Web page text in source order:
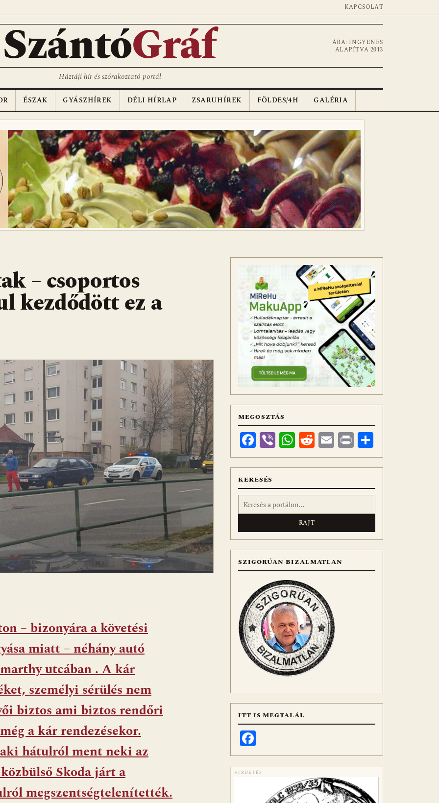
KAPCSOLAT
SzántóGráf
ÁRA: INGYENES
ALAPÍTVA 2013
Háztáji hír és szórakoztató portál
ÉSZAK GYÁSZHÍREK DÉLI HÍRLAP ZSARUHÍREK FÖLDES/4H GALÉRIA
– csoportos
kezdődött ez a
– bizonyára a követési
miatt – néhány autó
utcában . A kár
személyi sérülés nem
biztos ami biztos rendőri
a kár rendezésekor.
hátulról ment neki az
Skoda járt a
megszentségtelenítették.
MEGOSZTÁS
Facebook
ViberWhatsApp
Reddit
Email
Print
meg
KERESÉS
Keresés:
SZIGORÚAN BIZALMATLAN
ITT IS MEGTALÁL
HIRDETÉS